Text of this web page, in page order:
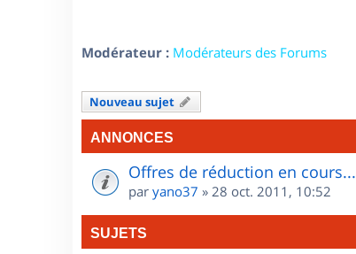
Modérateur : Modérateurs des Forums
Nouveau sujet
ANNONCES
Offres de réduction en cours...
par yano37 » 28 oct. 2011, 10:52
SUJETS